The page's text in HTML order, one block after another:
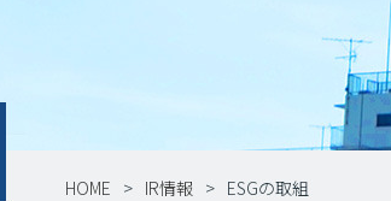
HOME IR情報 ESGの取組